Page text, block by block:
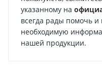
указанному на
всегда рады помочь и
необходимую
нашей продукции.